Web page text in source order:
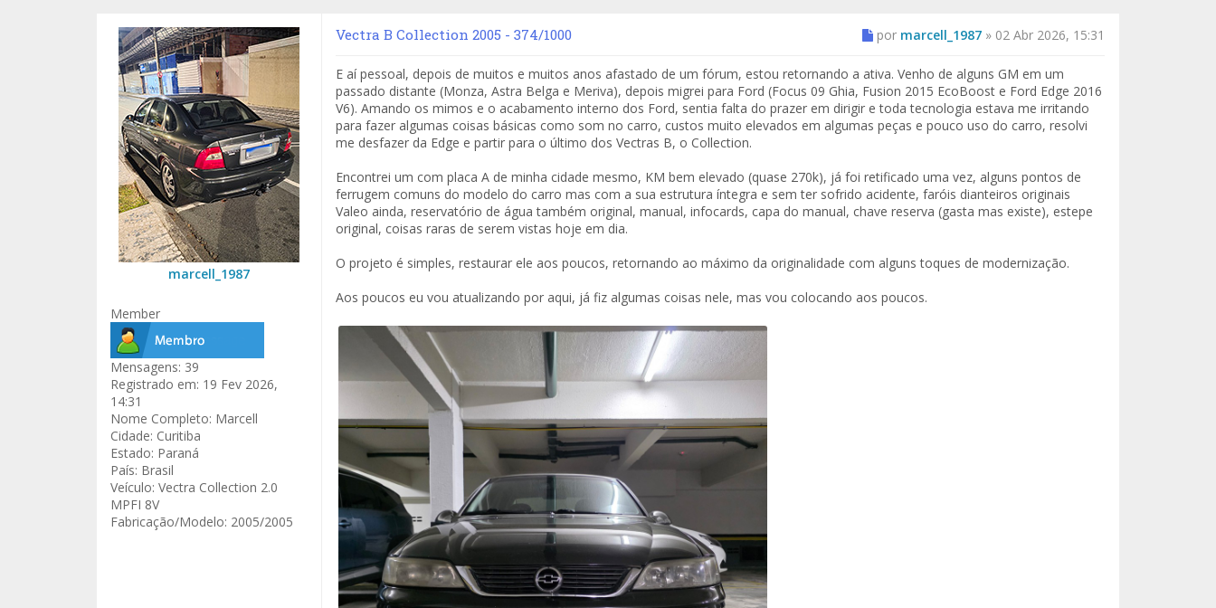
marcell_1987
Member
Mensagens: 39
Registrado em: 19 Fev 2026,
14:31
Nome Completo: Marcell
Cidade: Curitiba
Estado: Paraná
País: Brasil
Veículo: Vectra Collection 2.0
MPFI 8V
Fabricação/Modelo: 2005/2005
Vectra B Collection 2005 - 374/1000 por marcell_1987» 02 Abr 2026, 15:31
E aí pessoal, depois de muitos e muitos anos afastado de um fórum, estou retornando a ativa. Venho de alguns GM em um
passado distante (Monza, Astra Belga e Meriva), depois migrei para Ford (Focus 09 Ghia, Fusion 2015 EcoBoost e Ford Edge 2016
V6). Amando os mimos e o acabamento interno dos Ford, sentia falta do prazer em dirigir e toda tecnologia estava me irritando
para fazer algumas coisas básicas como som no carro, custos muito elevados em algumas peças e pouco uso do carro, resolvi
me desfazer da Edge e partir para o último dos Vectras B, o Collection.
Encontrei um com placa A de minha cidade mesmo, KM bem elevado (quase 270k), já foi retificado uma vez, alguns pontos de
ferrugem comuns do modelo do carro mas com a sua estrutura íntegra e sem ter sofrido acidente, faróis dianteiros originais
Valeo ainda, reservatório de água também original, manual, infocards, capa do manual, chave reserva (gasta mas existe), estepe
original, coisas raras de serem vistas hoje em dia.
O projeto é simples, restaurar ele aos poucos, retornando ao máximo da originalidade com alguns toques de modernização.
Aos poucos eu vou atualizando por aqui, já fiz algumas coisas nele, mas vou colocando aos poucos.